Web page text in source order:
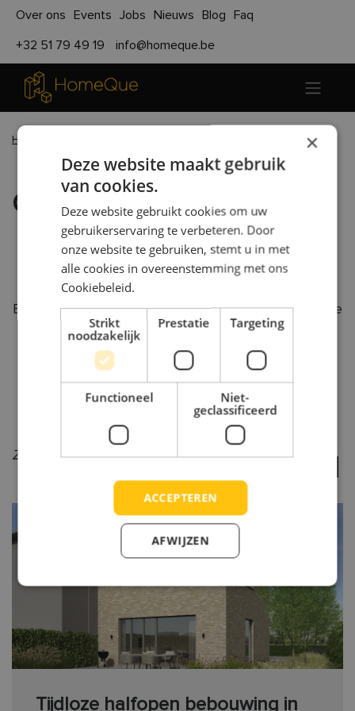
Over ons Events Jobs Nieuws Blog Faq
+32 51 79 49 19 info@homeque.be
Home
Onze realisaties
Laat je inspireren!
Ben je geïnteresseerd in een duurzame en modulaire
HomeQue woning? Bijna-energieneutraal (BEN),
natuurlijk! Laat je hier inspireren door enkele van
onze flexibele aanpak.
Zoek naar:
Nieuwbouw
Tijdloze halfopen bebouwing in
×
Deze website maakt gebruik
van cookies.
Deze website gebruikt cookies om uw
gebruikerservaring te verbeteren. Door
onze website te gebruiken, stemt u in met
alle cookies in overeenstemming met ons
Cookiebeleid.
Strikt
noodzakelijk
Prestatie Targeting
Functioneel
Niet-
geclassificeerd
ACCEPTEREN
AFWIJZEN